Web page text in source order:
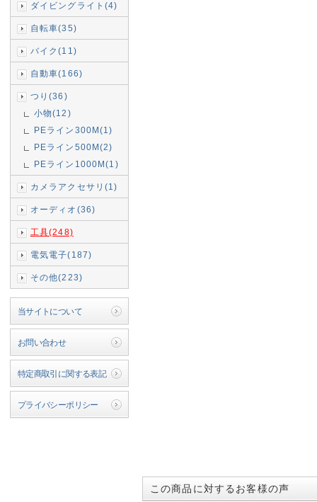
ダイビングライト(4)
自転車(35)
バイク(11)
自動車(166)
つり(36)
小物(12)
PEライン300M(1)
PEライン500M(2)
PEライン1000M(1)
カメラアクセサリ(1)
オーディオ(36)
工具(248)
電気電子(187)
その他(223)
当サイトについて
お問い合わせ
特定商取引に関する表記
プライバシーポリシー
この商品に対するお客様の声